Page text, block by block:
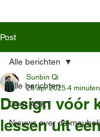
Post
Alle berichten
Over ASKT
Nieuws over de
Alle berichten
Design vóór
lessen uit
Sunbin Qi
28 apr 2025 4